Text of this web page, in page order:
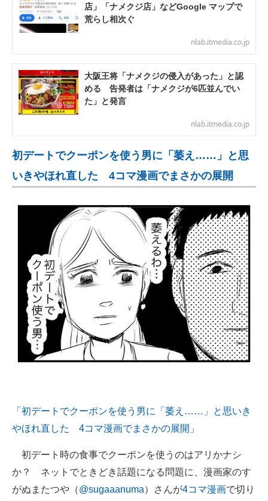
店」「ナメクジ店」などGoogle マップで
荒らし相次ぐ
nlab.itmedia.co.jp
大阪王将「ナメクジの侵入があった」と認
める 告発者は「ナメクジが6匹並んでい
た」と発言
nlab.itmedia.co.jp
初デートでクーポンを使う男に「萎え……」と思
いきやほれ直した 4コマ漫画でまさかの展開
「 初デートでクーポンを使う男に「萎え……」と思いき
やほれ直した 4コマ漫画でまさかの展開 」
初デート時の食事でクーポンを使うのはアリかナシ
か？ ネットでときどき話題になる問題に、漫画家のす
がぬまたつや（@sugaaanuma）さんが4コマ漫画で切り